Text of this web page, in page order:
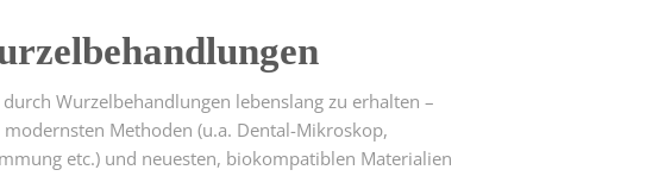
Wurzelbehandlungen lebenslang zu erhalten –
Methoden (u.a. Dental-Mikroskop,
etc.) und neuesten, biokompatiblen Materialien